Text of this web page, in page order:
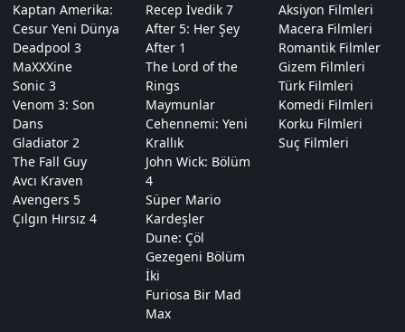
Kaptan Amerika:
Cesur Yeni Dünya
Deadpool 3
MaXXXine
Sonic 3
Venom 3: Son
Dans
Gladiator 2
The Fall Guy
Avcı Kraven
Avengers 5
Çılgın Hırsız 4
Recep İvedik 7
After 5: Her Şey
After 1
The Lord of the
Rings
Maymunlar
Cehennemi: Yeni
Krallık
John Wick: Bölüm
4
Süper Mario
Kardeşler
Dune: Çöl
Gezegeni Bölüm
İki
Furiosa Bir Mad
Max
Aksiyon Filmleri
Macera Filmleri
Romantik Filmler
Gizem Filmleri
Türk Filmleri
Komedi Filmleri
Korku Filmleri
Suç Filmleri